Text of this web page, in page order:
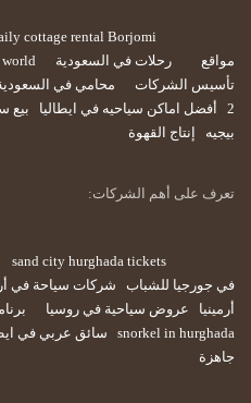
cottage rental Borjomi
مواقع
رحلات في السعودية world
تأسيس الشركات
محامي في
2
أفضل اماكن سياحيه في ايطاليا بيع
بيجيه
إنتاج القهوة
تعرف على أهم الشركات:
sand city hurghada tickets
في جورجيا للشباب
شركات سياحة في
أرمينيا
عروض سياحية في روسيا
snorkel in hurghada
سائق عربي في
جاهزة